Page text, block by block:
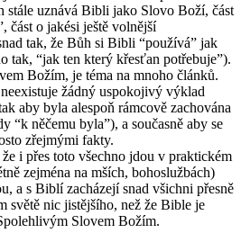
stále uznává Bibli jako Slovo Boží, část
část o jakési ještě volnější
tak, že Bůh si Bibli “používá” jak
tak, “jak ten který křesťan potřebuje”).
Božím, je téma na mnoho článků.
žádný uspokojivý výklad
aby byla alespoň rámcově zachována
“k něčemu byla”), a současně aby se
zřejmými fakty.
i přes toto všechno jdou v praktickém
zejména na mších, bohoslužbách)
a s Biblí zacházejí snad všichni přesně
světě nic jistějšího, než že Bible je
Slovem Božím.